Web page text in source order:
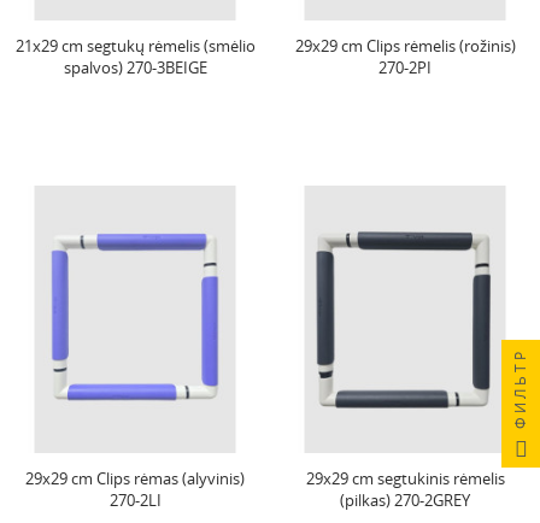
21x29 cm segtukų rėmelis (smėlio
spalvos) 270-3BEIGE
29x29 cm Clips rėmelis (rožinis)
270-2PI
29x29 cm Clips rėmas (alyvinis)
270-2LI
29x29 cm segtukinis rėmelis
(pilkas) 270-2GREY
ФИЛЬТР